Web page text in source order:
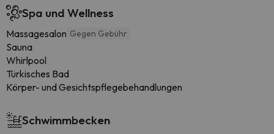
Spa und Wellness
Massagesalon Gegen Gebühr
Sauna
Whirlpool
Türkisches Bad
Körper- und Gesichtspflegebehandlungen
Schwimmbecken